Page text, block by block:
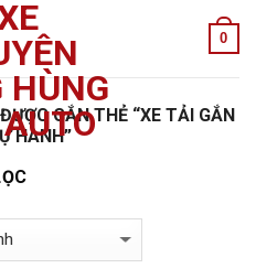
0
GẮN THẺ “XE TẢI GẮN
HÀNH”